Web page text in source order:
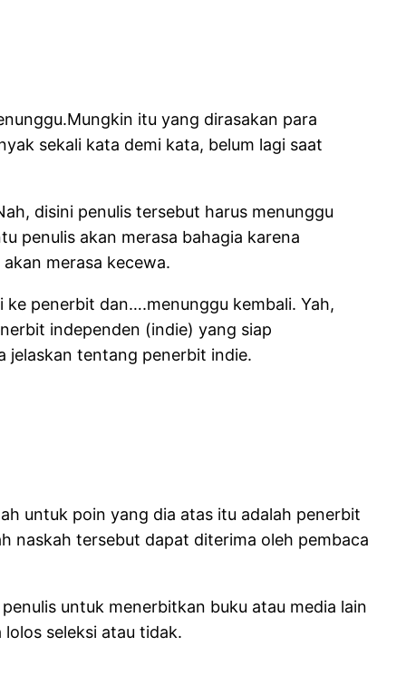
itu yang dirasakan para
sekali kata demi kata, belum lagi saat
disini penulis tersebut harus menunggu
penulis akan merasa bahagia karena
merasa kecewa.
ke penerbit dan….menunggu kembali. Yah,
independen (indie) yang siap
jelaskan tentang penerbit indie.
untuk poin yang dia atas itu adalah penerbit
naskah tersebut dapat diterima oleh pembaca
untuk menerbitkan buku atau media lain
seleksi atau tidak.